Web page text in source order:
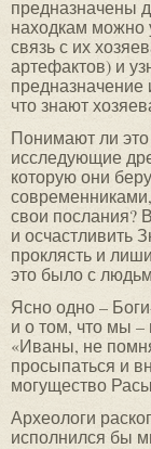
предназначены
находкам можно
связь с их
артефактов) и
предназначение
что знают
Понимают ли это
исследующие
которую они
свои послания?
и осчастливить
проклясть и
это было с
Ясно одно –
и о том, что мы
«Иваны, не
просыпаться и
могущество
Археологи
исполнился бы